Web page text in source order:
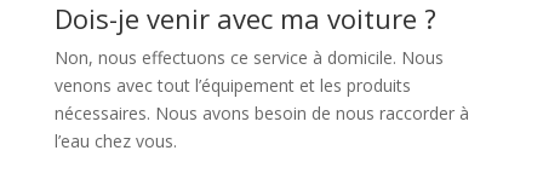
Dois-je venir avec ma voiture ?
Non, nous effectuons ce service à domicile. Nous
venons avec tout l’équipement et les produits
nécessaires. Nous avons besoin de nous raccorder à
l’eau chez vous.